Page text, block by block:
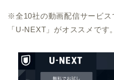
※全10社の動画配信サービス
「U-NEXT」がオススメです。